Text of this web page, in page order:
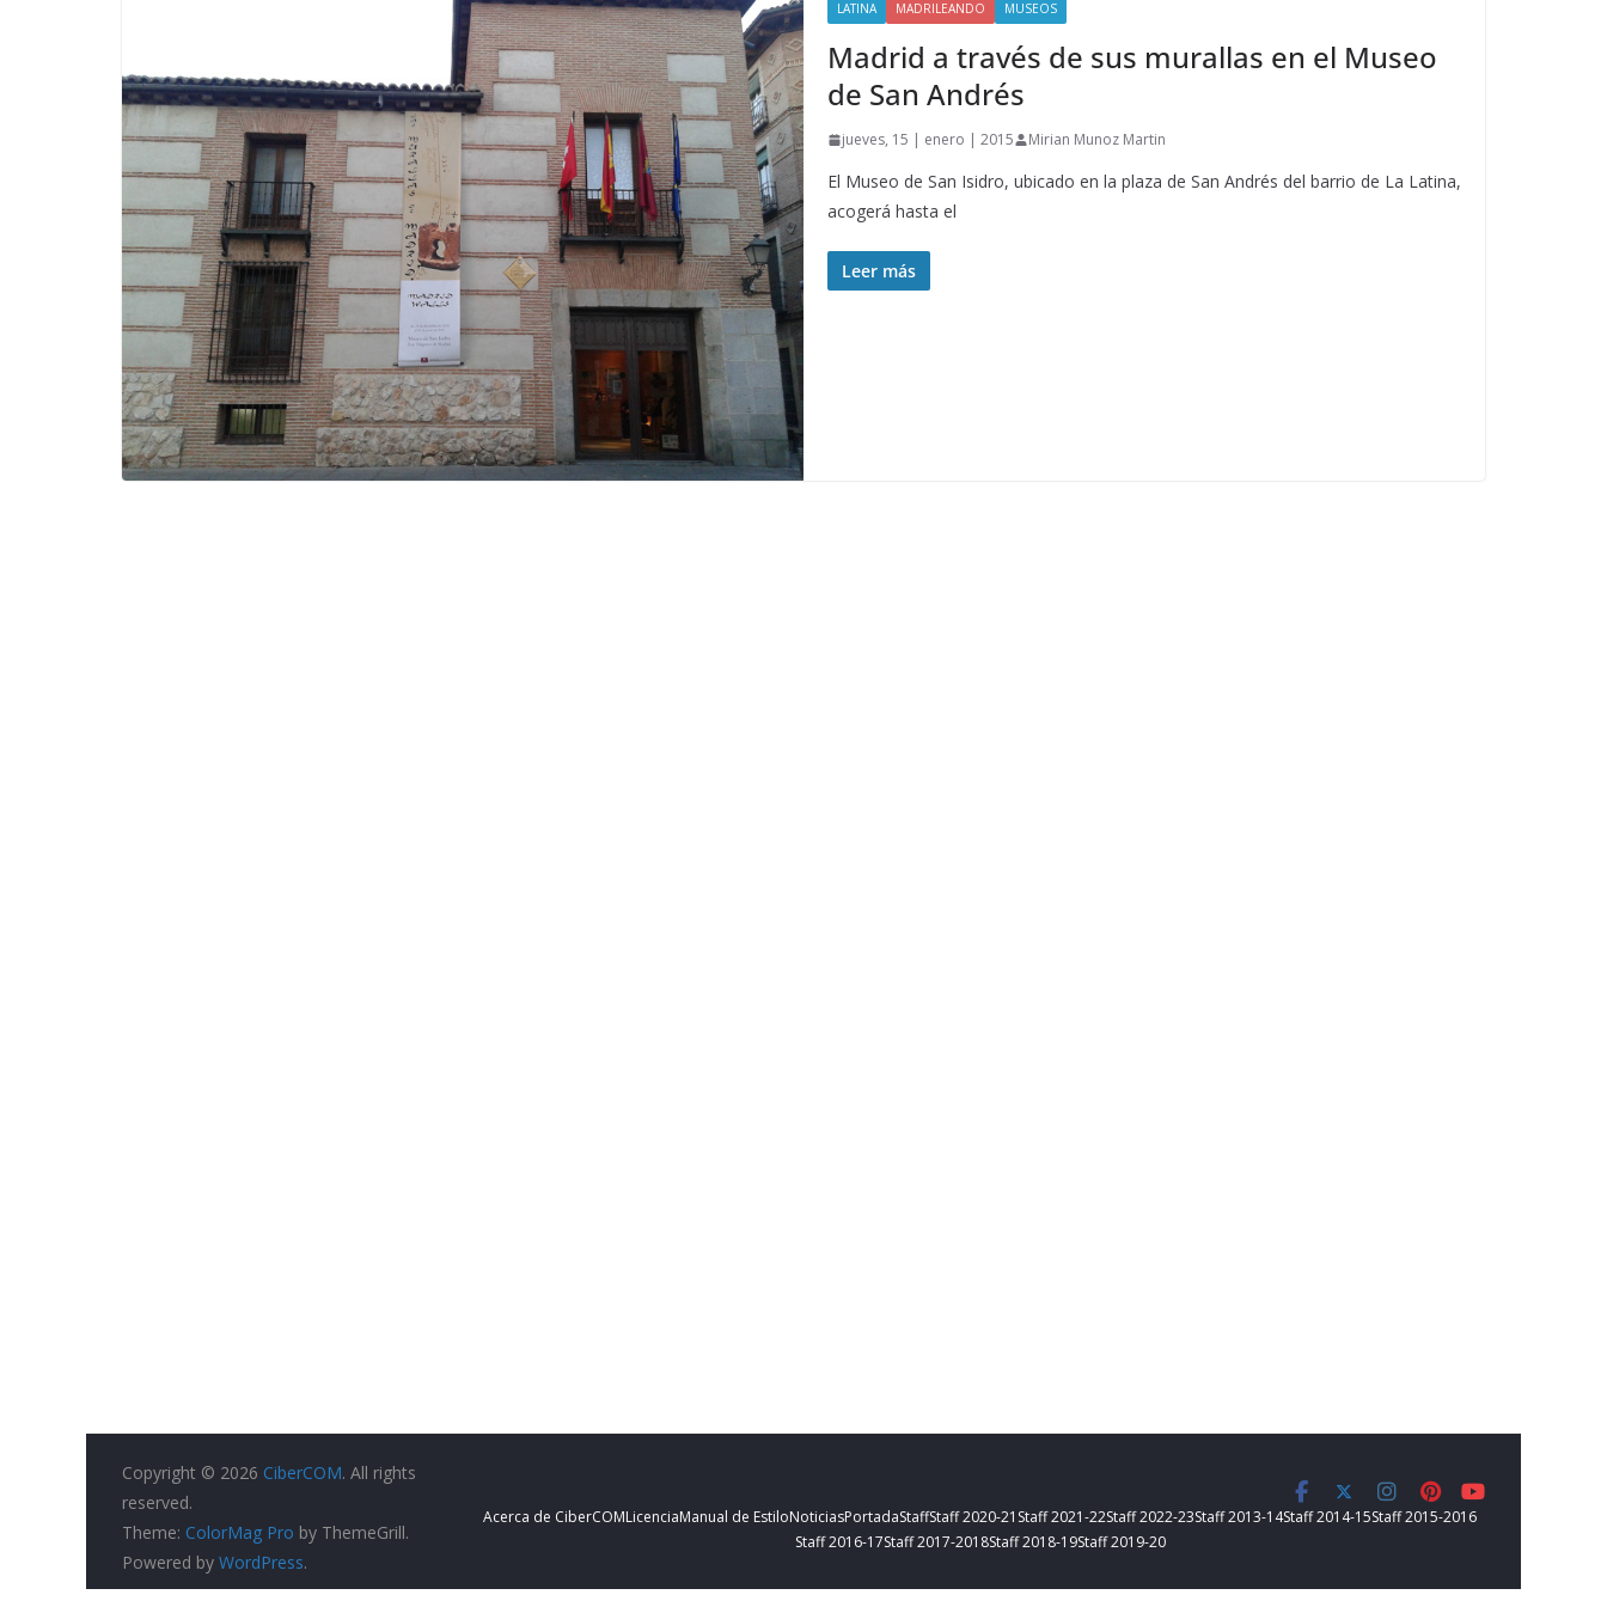
LATINA MADRILEANDO MUSEOS
Madrid a través de sus murallas en el Museo
de San Andrés
jueves, 15 | enero | 2015 Mirian Munoz Martin
El Museo de San Isidro, ubicado en la plaza de San Andrés del barrio de La Latina,
acogerá hasta el
Leer más
Acerca de CiberCOMLicenciaManual de EstiloNoticiasPortadaStaffStaff 2020-21 Staff 2021-22Staff 2022-23Staff 2013-14Staff 2014-15Staff 2015-2016
Staff 2016-17Staff 2017-2018Staff 2018-19Staff 2019-20
Copyright © 2026 CiberCOM. All rights
reserved.
Theme: ColorMag Pro by ThemeGrill.
Powered by WordPress.